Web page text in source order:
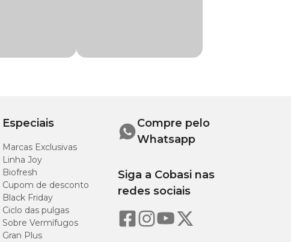
Especiais
Marcas Exclusivas
Linha Joy
Biofresh
Cupom de desconto
Black Friday
Ciclo das pulgas
Sobre Vermífugos
Gran Plus
Compre pelo
Whatsapp
Siga a Cobasi nas
redes sociais